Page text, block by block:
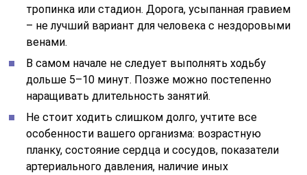
тропинка или стадион. Дорога, усыпанная гравием
– не лучший вариант для человека с нездоровыми
венами.
В самом начале не следует выполнять ходьбу
дольше 5–10 минут. Позже можно постепенно
наращивать длительность занятий.
Не стоит ходить слишком долго, учтите все
особенности вашего организма: возрастную
планку, состояние сердца и сосудов, показатели
артериального давления, наличие иных